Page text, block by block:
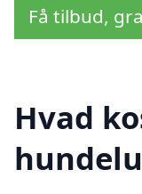
Få tilbud,
Hvad